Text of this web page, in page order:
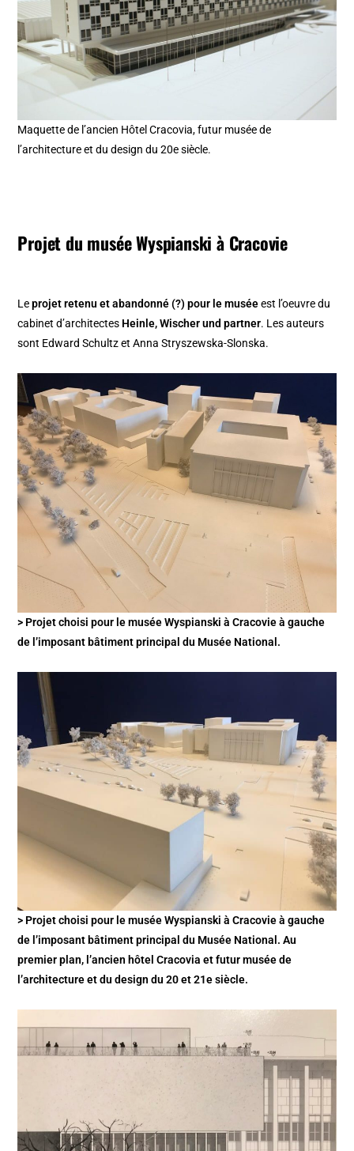
Maquette de l’ancien Hôtel Cracovia, futur musée de
l’architecture et du design du 20e siècle.
Projet du musée Wyspianski à Cracovie
Leprojet retenu et abandonné (?) pour le muséeest l’oeuvre du
cabinet d’architectes Heinle, Wischer und partner. Les auteurs
sont Edward Schultz et Anna Stryszewska-Slonska.
> Projet choisi pour le musée Wyspianski à Cracovie à gauche
de l’imposant bâtiment principal du Musée National.
> Projet choisi pour le musée Wyspianski à Cracovie à gauche
de l’imposant bâtiment principal du Musée National. Au
premier plan, l’ancien hôtel Cracovia et futur musée de
l’architecture et du design du 20 et 21e siècle.